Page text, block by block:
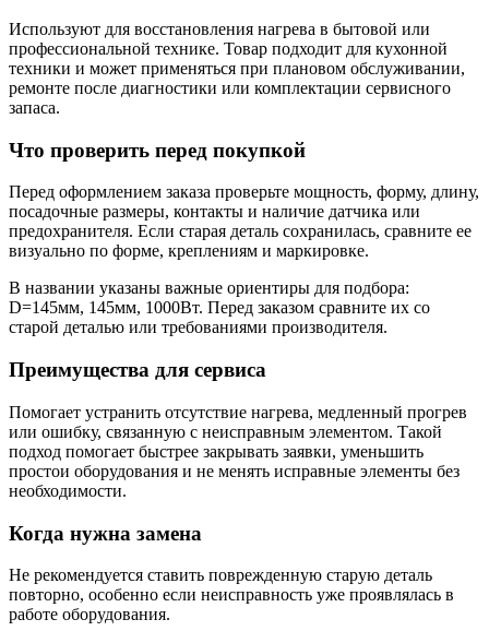
Используют для восстановления нагрева в бытовой или
профессиональной технике. Товар подходит для кухонной
техники и может применяться при плановом обслуживании,
ремонте после диагностики или комплектации сервисного
запаса.
Что проверить перед покупкой
Перед оформлением заказа проверьте мощность, форму, длину,
посадочные размеры, контакты и наличие датчика или
предохранителя. Если старая деталь сохранилась, сравните ее
визуально по форме, креплениям и маркировке.
В названии указаны важные ориентиры для подбора:
D=145мм, 145мм, 1000Вт. Перед заказом сравните их со
старой деталью или требованиями производителя.
Преимущества для сервиса
Помогает устранить отсутствие нагрева, медленный прогрев
или ошибку, связанную с неисправным элементом. Такой
подход помогает быстрее закрывать заявки, уменьшить
простои оборудования и не менять исправные элементы без
необходимости.
Когда нужна замена
Не рекомендуется ставить поврежденную старую деталь
повторно, особенно если неисправность уже проявлялась в
работе оборудования.